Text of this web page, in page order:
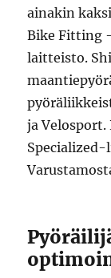
ainakin
Bike Fitting
laitteisto.
ja Velosport.